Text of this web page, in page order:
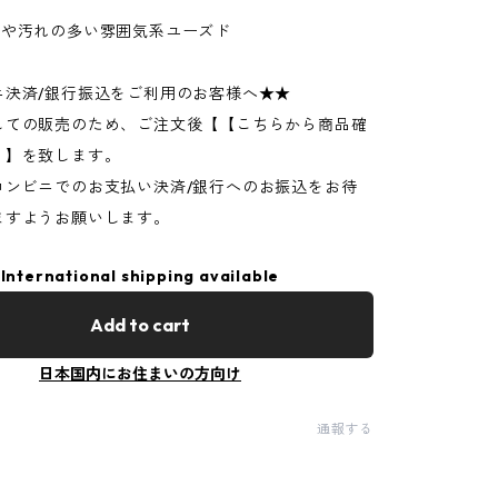
汚れの多い雰囲気系ユーズド
済/銀行振込をご利用のお客様へ★★
の販売のため、ご注文後【【こちらから商品確
を致します。
ンビニでのお支払い決済/銀行へのお振込をお待
ようお願いします。
International shipping available
Add to cart
日本国内にお住まいの方向け
通報する